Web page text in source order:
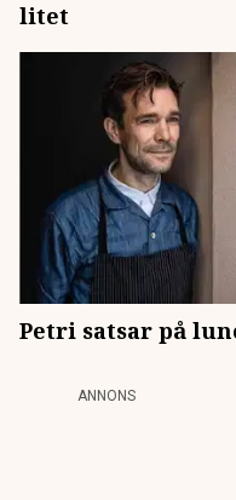
litet
Petri satsar på
ANNONS